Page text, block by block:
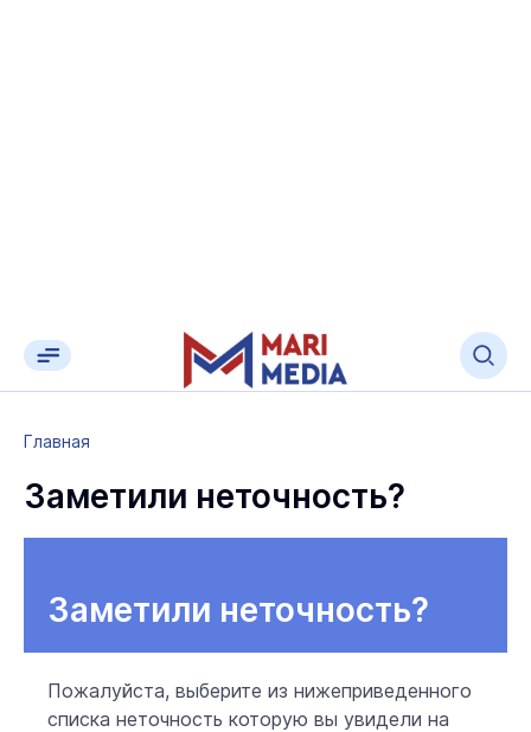
Главная
Заметили неточность?
Заметили неточность?
Пожалуйста, выберите из нижеприведенного
списка неточность которую вы увидели на